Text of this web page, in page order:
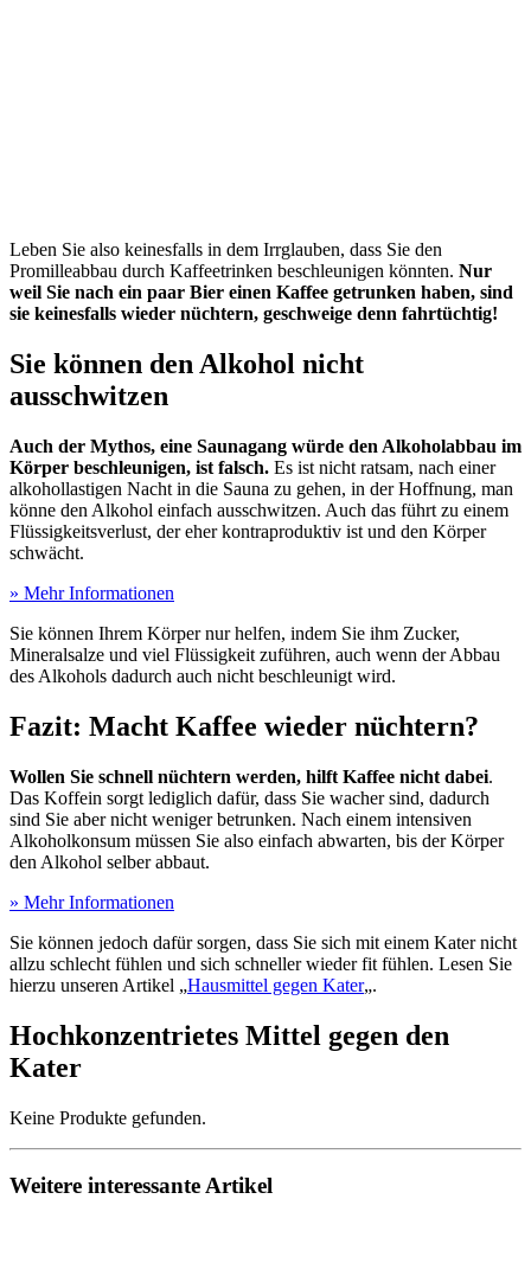
Leben Sie also keinesfalls in dem Irrglauben, dass Sie den
Promilleabbau durch Kaffeetrinken beschleunigen könnten. Nur
weil Sie nach ein paar Bier einen Kaffee getrunken haben, sind
sie keinesfalls wieder nüchtern, geschweige denn fahrtüchtig!
Sie können den Alkohol nicht
ausschwitzen
Auch der Mythos, eine Saunagang würde den Alkoholabbau im
Körper beschleunigen, ist falsch. Es ist nicht ratsam, nach einer
alkohollastigen Nacht in die Sauna zu gehen, in der Hoffnung, man
könne den Alkohol einfach ausschwitzen. Auch das führt zu einem
Flüssigkeitsverlust, der eher kontraproduktiv ist und den Körper
schwächt.
» Mehr Informationen
Sie können Ihrem Körper nur helfen, indem Sie ihm Zucker,
Mineralsalze und viel Flüssigkeit zuführen, auch wenn der Abbau
des Alkohols dadurch auch nicht beschleunigt wird.
Fazit: Macht Kaffee wieder nüchtern?
Wollen Sie schnell nüchtern werden, hilft Kaffee nicht dabei.
Das Koffein sorgt lediglich dafür, dass Sie wacher sind, dadurch
sind Sie aber nicht weniger betrunken. Nach einem intensiven
Alkoholkonsum müssen Sie also einfach abwarten, bis der Körper
den Alkohol selber abbaut.
» Mehr Informationen
Sie können jedoch dafür sorgen, dass Sie sich mit einem Kater nicht
allzu schlecht fühlen und sich schneller wieder fit fühlen. Lesen Sie
hierzu unseren Artikel „Hausmittel gegen Kater„.
Hochkonzentrietes Mittel gegen den
Kater
Keine Produkte gefunden.
Weitere interessante Artikel